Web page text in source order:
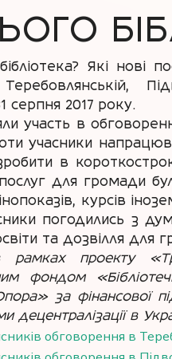
Які нові
серпня 2017 року.
участь в
учасники
в
для громади
курсів
погодились з
та дозвілля для
рамках проекту
фондом
за фінансової
в
обговорення в